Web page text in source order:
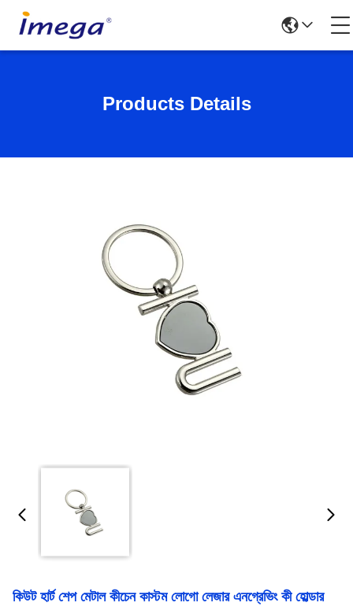
Products Details
কিউট হার্ট শেপ মেটাল কীচেন কাস্টম লোগো লেজার এনগ্রেভিং কী হোল্ডার